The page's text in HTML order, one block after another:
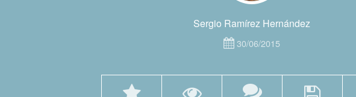
Sergio Ramírez Hernández
30/06/2015